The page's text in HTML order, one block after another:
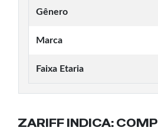
Gênero
Marca
Faixa Etaria
ZARIFF INDICA: